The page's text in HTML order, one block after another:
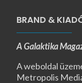
BRAND &
A Galaktika
A weboldal
Metropolis